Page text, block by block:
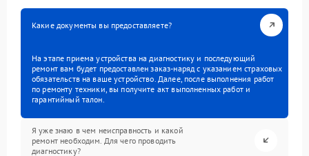
Какие документы вы предоставляете?
На этапе приема устройства на диагностику и последующий
ремонт вам будет предоставлен заказ-наряд с указанием страховых
обязательств на ваше устройство. Далее, после выполнения работ
по ремонту техники, вы получите акт выполненных работ и
гарантийный талон.
Я уже знаю в чем неисправность и какой
ремонт необходим. Для чего проводить
диагностику?